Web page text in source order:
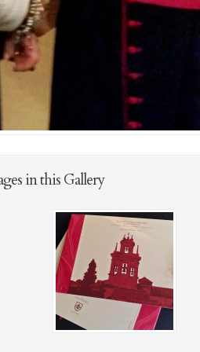
in this Gallery